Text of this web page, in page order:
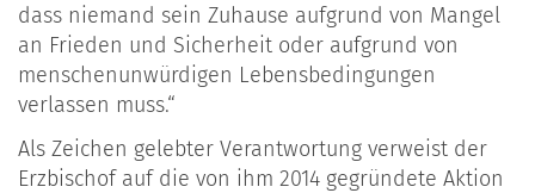
dass niemand sein Zuhause aufgrund von Mangel
an Frieden und Sicherheit oder aufgrund von
menschenunwürdigen Lebensbedingungen
verlassen muss.“
Als Zeichen gelebter Verantwortung verweist der
Erzbischof auf die von ihm 2014 gegründete Aktion